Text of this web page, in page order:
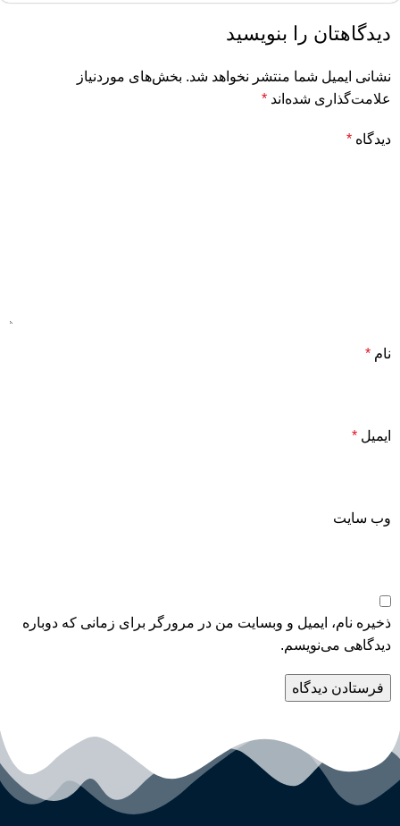
دیدگاهتان را بنویسید
نشانی ایمیل شما منتشر نخواهد شد. بخش‌های موردنیاز
علامت‌گذاری شده‌اند *
دیدگاه *
نام *
ایمیل *
وب‌ سایت
ذخیره نام، ایمیل و وبسایت من در مرورگر برای زمانی که دوباره
دیدگاهی می‌نویسم.